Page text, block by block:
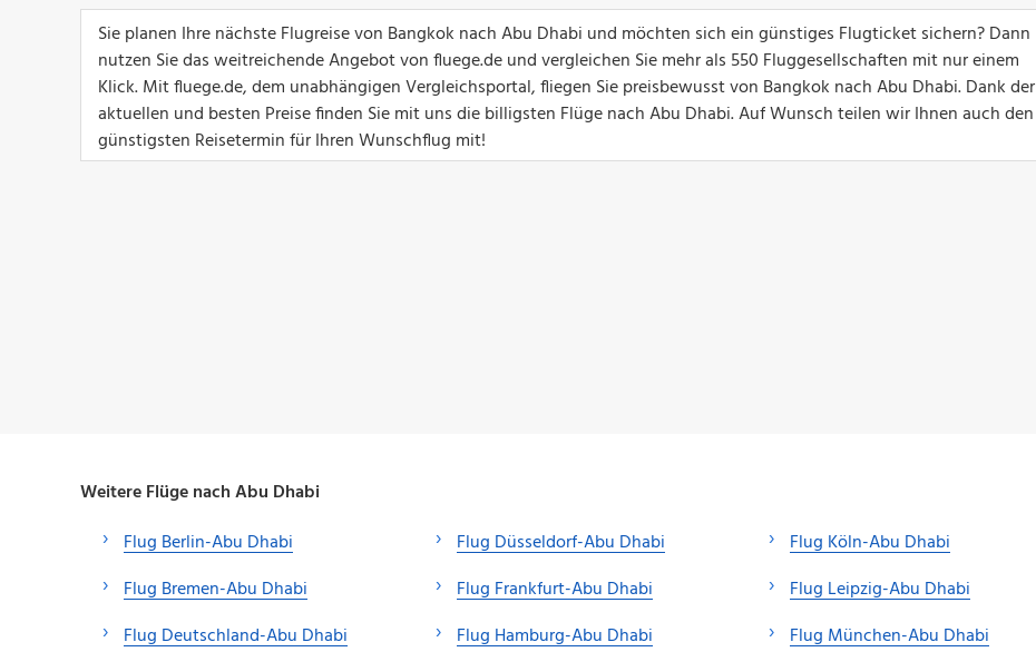
Sie planen Ihre nächste Flugreise von Bangkok nach Abu Dhabi und möchten sich ein günstiges Flugticket sichern? Dann
nutzen Sie das weitreichende Angebot von fluege.de und vergleichen Sie mehr als 550 Fluggesellschaften mit nur einem
Klick. Mit fluege.de, dem unabhängigen Vergleichsportal, fliegen Sie preisbewusst von Bangkok nach Abu Dhabi. Dank der
aktuellen und besten Preise finden Sie mit uns die billigsten Flüge nach Abu Dhabi. Auf Wunsch teilen wir Ihnen auch den
günstigsten Reisetermin für Ihren Wunschflug mit!
Weitere Flüge nach Abu Dhabi
Flug Berlin-Abu Dhabi
Flug Bremen-Abu Dhabi
Flug Deutschland-Abu Dhabi
Flug Düsseldorf-Abu Dhabi
Flug Frankfurt-Abu Dhabi
Flug Hamburg-Abu Dhabi
Flug Köln-Abu Dhabi
Flug Leipzig-Abu Dhabi
Flug München-Abu Dhabi